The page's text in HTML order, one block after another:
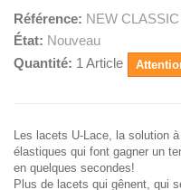
Référence: NEW
État: Nouveau
Quantité: 1 Article
Les lacets U-Lace, la solution
élastiques qui font gagner un
en quelques secondes!
Plus de lacets qui gênent, qui